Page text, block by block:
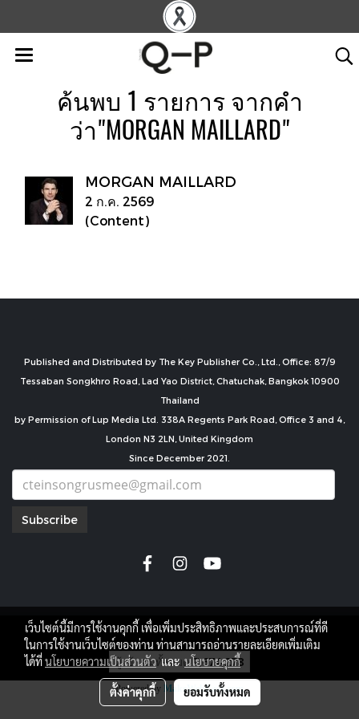
ค้นพบ 1 รายการ จากคำ
ว่า"MORGAN MAILLARD"
MORGAN MAILLARD
2 ก.ค. 2569
(Content)
Published and Distributed by The Key Publisher Co., Ltd., Office: 87/9
Tessaban Songkhro Road, Lad Yao District, Chatuchak, Bangkok 10900
Thailand
by Permission of Lup Media Ltd. 338A Regents Park Road, Office 3 and 4,
London N3 2LN, United Kingdom
Since December 2021.
Subscribe
copyright by
ผู้เข้าชมทั้งหมด7,674,278
Powered by MakeWebEasy.com
เว็บไซต์นี้มีการใช้งานคุกกี้ เพื่อเพิ่มประสิทธิภาพและประสบการณ์ที่ดี
ในการใช้งานเว็บไซต์ของท่าน ท่านสามารถอ่านรายละเอียดเพิ่มเติม
ได้ที่นโยบายความเป็นส่วนตัวและนโยบายคุกกี้
ตั้งค่าคุกกี้ ยอมรับทั้งหมด